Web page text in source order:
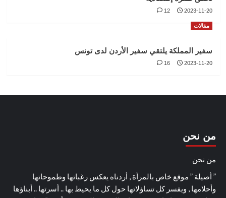
2023-11-20
12
مقالات
سفير المملكة يلتقي سفير الأردن لدى تونس
2023-11-20
16
من نحن
من نحن
” أصيلة ” موقع خاص بالمرأة , أردناه يعكس رغباتها وطموحاتها
وأحلامها , ويفسر كل تساؤلاتها حول كل ما يحيط بها .. أسرتها .. أبناؤها